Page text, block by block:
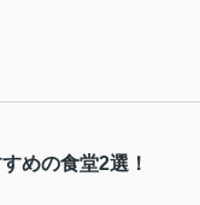
めの食堂2選！